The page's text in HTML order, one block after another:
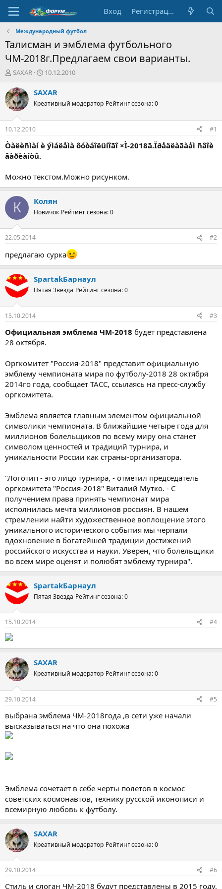
Вход Регистрация
Международный футбол
Талисман и эмблема футбольного
ЧМ-2018г.Предлагаем свои варианты.
А
т
о
р
т
е
м
ы
SAXAR
Д
т
н
а
л
а
10.12.2010
SAXAR
Креативный модератор Рейтинг сезона: 0
10.12.2010 #1
Òàëèñìàí è ýìáëåìà ôóòáîëüíîãî ×Ì-2018ã.Ïðåäëàãàåì ñâîè
âàðèàíòû.
Можно текстом.Можно рисунком.
К Колян
Новичок Рейтинг сезона: 0
22.05.2014 #2
предлагаю сурка
SpartakБарнаул
Пятая Звезда Рейтинг сезона: 0
15.10.2014 #3
Официальная эмблема ЧМ-2018 будет представлена
28 октября.
Оргкомитет "Россия-2018" представит официальную
эмблему чемпионата мира по футболу-2018 28 октября
2014го года, сообщает ТАСС, ссылаясь на пресс-службу
оргкомитета.
Эмблема является главным элементом официальной
символики чемпионата. В ближайшие четыре года для
миллионов болельщиков по всему миру она станет
символом ценностей и традиций турнира, и
уникальности России как страны-организатора.
"Логотип - это лицо турнира, - отметил председатель
оргкомитета "Россия-2018" Виталий Мутко. - С
получением права принять чемпионат мира
исполнилась мечта миллионов россиян. В нашем
стремлении найти художественное воплощение этого
уникального исторического события мы черпали
вдохновение в богатейшей традиции достижений
российского искусства и науки. Уверен, что болельщики
во всем мире оценят и полюбят эмблему турнира".
SpartakБарнаул
Пятая Звезда Рейтинг сезона: 0
15.10.2014 #4
SAXAR
Креативный модератор Рейтинг сезона: 0
29.10.2014 #5
выбрана эмблема ЧМ-2018года ,в сети уже начали
высказываться на что она похожа
Эмблема сочетает в себе черты полетов в космос
советских космонавтов, технику русской иконописи и
всемирную любовь к футболу.
SAXAR
Креативный модератор Рейтинг сезона: 0
29.10.2014 #6
Стиль и слоган ЧМ-2018 будут представлены в 2015 году,